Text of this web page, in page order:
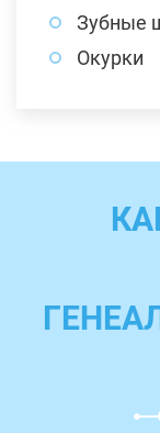
Зубные
Окурки